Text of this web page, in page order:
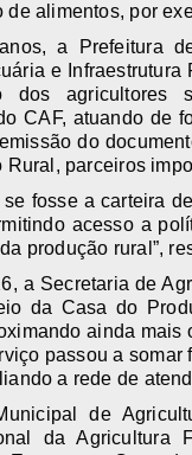
alimentos, por
a Prefeitura
e
dos agricultores
CAF, atuando de
do
parceiros
se fosse a carteira
acesso a
produção rural”,
a Secretaria de
da Casa do
ainda
passou a
a rede de
de
da Agricultura